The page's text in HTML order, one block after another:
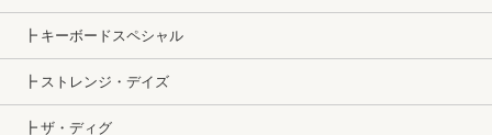
┣ キーボードスペシャル
┣ ストレンジ・デイズ
┣ ザ・ディグ